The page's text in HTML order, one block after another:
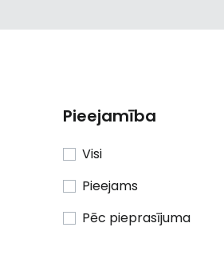
Pieejamība
Visi
Pieejams
Pēc pieprasījuma